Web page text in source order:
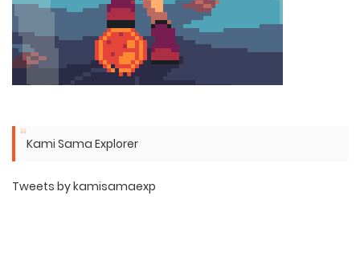
Kami Sama Explorer
Tweets by kamisamaexp